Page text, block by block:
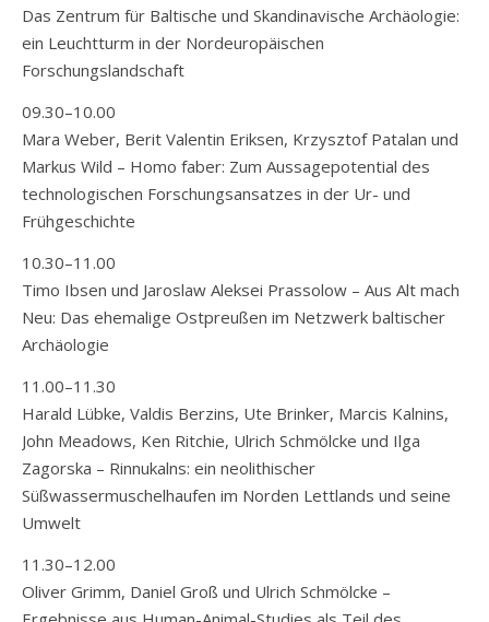
Das Zentrum für Baltische und Skandinavische Archäologie:
ein Leuchtturm in der Nordeuropäischen
Forschungslandschaft
09.30–10.00
Mara Weber, Berit Valentin Eriksen, Krzysztof Patalan und
Markus Wild – Homo faber: Zum Aussagepotential des
technologischen Forschungsansatzes in der Ur- und
Frühgeschichte
10.30–11.00
Timo Ibsen und Jaroslaw Aleksei Prassolow – Aus Alt mach
Neu: Das ehemalige Ostpreußen im Netzwerk baltischer
Archäologie
11.00–11.30
Harald Lübke, Valdis Berzins, Ute Brinker, Marcis Kalnins,
John Meadows, Ken Ritchie, Ulrich Schmölcke und Ilga
Zagorska – Rinnukalns: ein neolithischer
Süßwassermuschelhaufen im Norden Lettlands und seine
Umwelt
11.30–12.00
Oliver Grimm, Daniel Groß und Ulrich Schmölcke –